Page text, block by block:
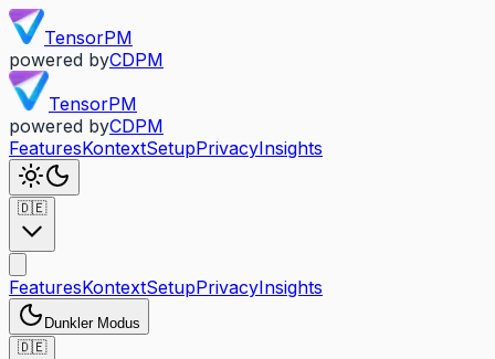
TensorPM
powered byCDPM
TensorPM
powered byCDPM
FeaturesKontextSetupPrivacyInsights
🇩🇪
FeaturesKontextSetupPrivacyInsights
Dunkler Modus
🇩🇪